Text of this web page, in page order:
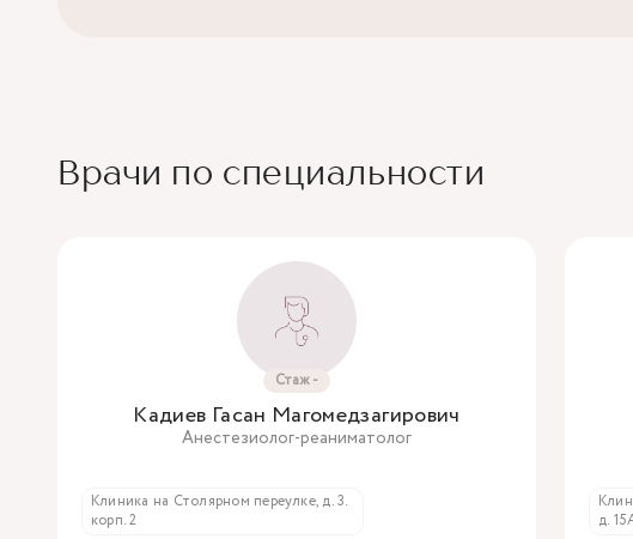
Врачи по специальности
Стаж -
Кадиев Гасан Магомедзагирович
Анестезиолог-реаниматолог
Клиника на Столярном переулке, д. 3.
корп. 2
д.